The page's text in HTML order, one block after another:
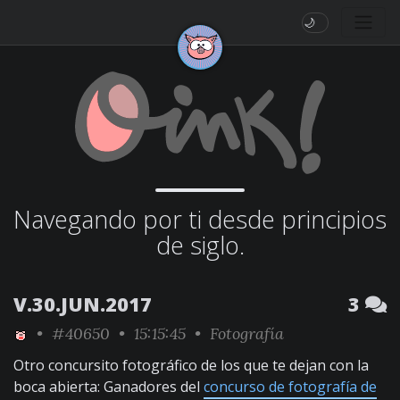
🌙
Navegando por ti desde principios
de siglo.
V.30.JUN.2017 3
• #40650 • 15:15:45 • Fotografía
Otro concursito fotográfico de los que te dejan con la
boca abierta: Ganadores del concurso de fotografía de